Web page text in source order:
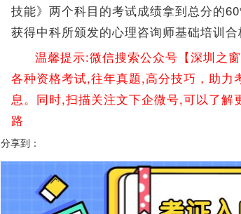
技能》两个科目的考试成绩拿到总分的
获得中科所颁发的心理咨询师基础培训合
温馨提示:微信搜索公众号【深圳之
各种资格考试,往年真题,高分技巧，助
息。同时,扫描关注文下企微号,可以了解
路
分享到：